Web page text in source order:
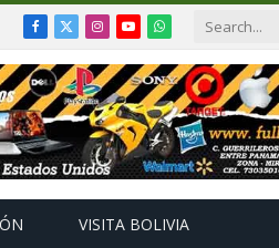
Facebook
X
(Twitter)
Instagram
YouTubeWhatsApp
VISITA BOLIVIA